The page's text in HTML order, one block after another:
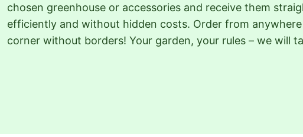
chosen greenhouse or accessories and receive them
efficiently and without hidden costs. Order from
corner without borders! Your garden, your rules – we will